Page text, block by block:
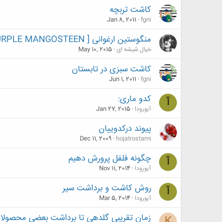
کاشت تربچه
fgni
Jan 8, 2011
منگوستین ارغوانی [ PURPLE MANGOSTEEN]
خیال شیشه ای May 10, 2015
کاشت سبزی در تابستان
fgni
Jun 1, 2011
آ کدو ماری:
آیورودا Jan 27, 2015
پیوند درکدوییان
hojatrostami
Dec 11, 2009
آ چگونه فلفل پرورش دهیم
آیورودا Nov 11, 2014
آ روش کاشت و برداشت سیر
آیورودا Mar 5, 2014
زمان تقریبی گلدهی تا برداشت بعضی